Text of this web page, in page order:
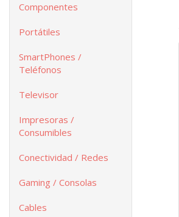
Componentes
Portátiles
SmartPhones /
Teléfonos
Televisor
Impresoras /
Consumibles
Conectividad / Redes
Gaming / Consolas
Cables